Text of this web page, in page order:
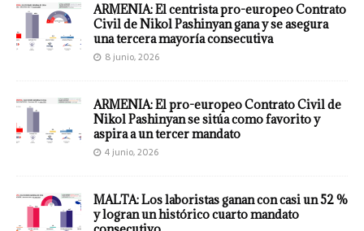
ARMENIA: El centrista pro-europeo Contrato
Civil de Nikol Pashinyan gana y se asegura
una tercera mayoría consecutiva
8 junio, 2026
ARMENIA: El pro-europeo Contrato Civil de
Nikol Pashinyan se sitúa como favorito y
aspira a un tercer mandato
4 junio, 2026
MALTA: Los laboristas ganan con casi un 52 %
y logran un histórico cuarto mandato